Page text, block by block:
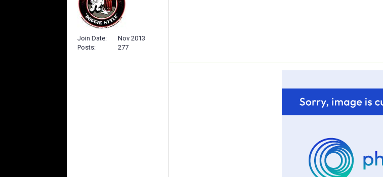
Join Date
Nov 2013
Posts
277